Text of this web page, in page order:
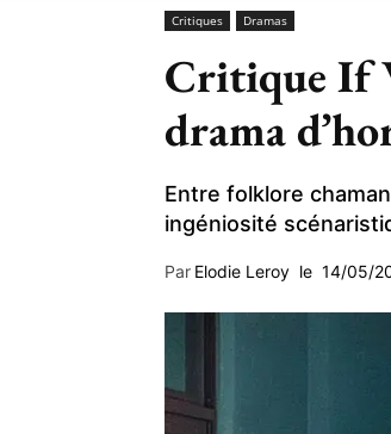
Critiques Dramas
Critique If
drama
Entre folklore
ingéniosité
Par Elodie Leroy le 14/05/